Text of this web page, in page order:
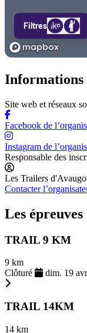
Informations
Site web et réseaux
Facebook de
Instagram de
Responsable des
Les Trailers
Contacter
Les épreuves
TRAIL 9 KM
9 km
Clôturé
dim. 19
TRAIL 14KM
14 km